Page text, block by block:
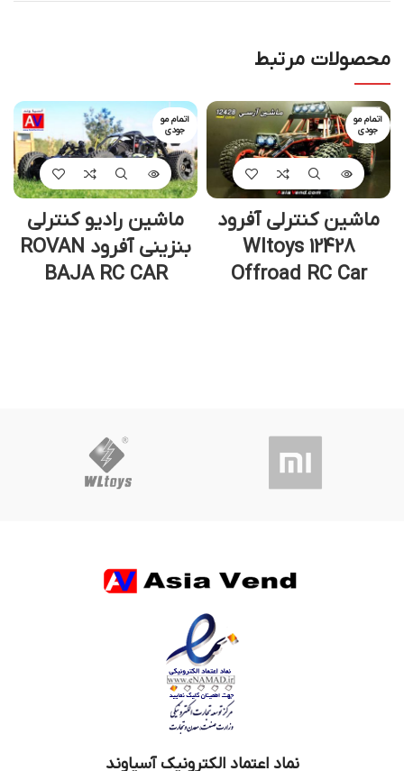
محصولات مرتبط
اتمام مو
جودی
ماشین کنترلی آفرود
Wltoys 12428
Offroad RC Car
اتمام مو
جودی
ماشین رادیو کنترلی
بنزینی آفرود ROVAN
BAJA RC CAR
نماد اعتماد الکترونیک آسیاوند